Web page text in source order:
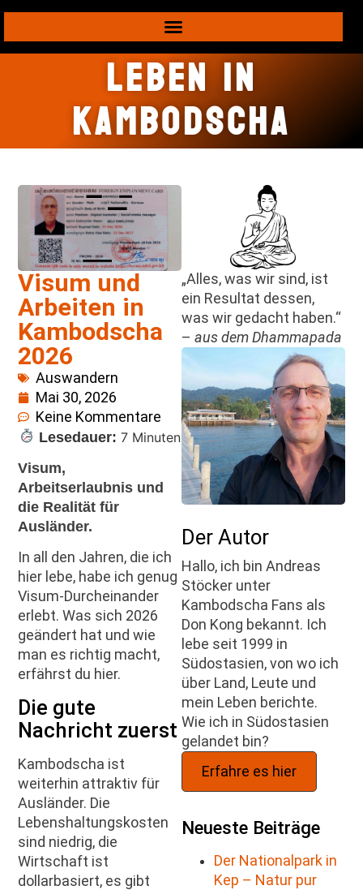
Leben in
Kambodscha
Visum und
Arbeiten in
Kambodscha
2026
Auswandern
Mai 30, 2026
Keine Kommentare
Lesedauer: 7 Minuten
Visum,
Arbeitserlaubnis und
die Realität für
Ausländer.
In all den Jahren, die ich
hier lebe, habe ich genug
Visum-Durcheinander
erlebt. Was sich 2026
geändert hat und wie
man es richtig macht,
erfährst du hier.
Die gute
Nachricht zuerst
Kambodscha ist
weiterhin attraktiv für
Ausländer. Die
Lebenshaltungskosten
sind niedrig, die
Wirtschaft ist
dollarbasiert, es gibt
„Alles, was wir sind, ist
ein Resultat dessen,
was wir gedacht haben.“
– aus dem Dhammapada
Der Autor
Hallo, ich bin Andreas
Stöcker unter
Kambodscha Fans als
Don Kong bekannt. Ich
lebe seit 1999 in
Südostasien, von wo ich
über Land, Leute und
mein Leben berichte.
Wie ich in Südostasien
gelandet bin?
Erfahre es hier
Neueste Beiträge
Der Nationalpark in
Kep – Natur pur